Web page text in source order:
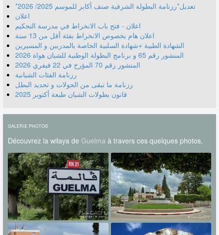
*تعديل*رزنامة البطولة الشرفية صنف أكابر للموسم 2025/ 2026
اعلان
اعلان - فتح باب الانخراط في مدرسة التحكيم
اعلان هام بخصوص الانخراط بفئة أقل من 13 سنة
الشهادة الطبية +شهادة السلبية الخاصة بالمدربين و المسيرين
المنشور رقم 70 المؤرخ في 22 فيفري 2026
رزنامة الفئات الشبانية
رزنامة ما تبقى من الجولات و تحديد البطل
قانون بطولات الشبان طبعة أكتوبر 2025
GALERIE PHOTOS
Découvrez la wilaya de Guelmaà travers ces quelques photos.